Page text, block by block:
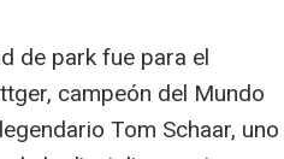
de park fue para el
campeón del Mundo
Tom Schaar, uno